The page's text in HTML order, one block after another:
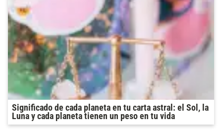
Significado de cada planeta en tu carta astral: el Sol, la
Luna y cada planeta tienen un peso en tu vida